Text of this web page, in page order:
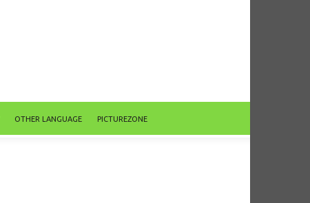
OTHER LANGUAGE PICTUREZONE